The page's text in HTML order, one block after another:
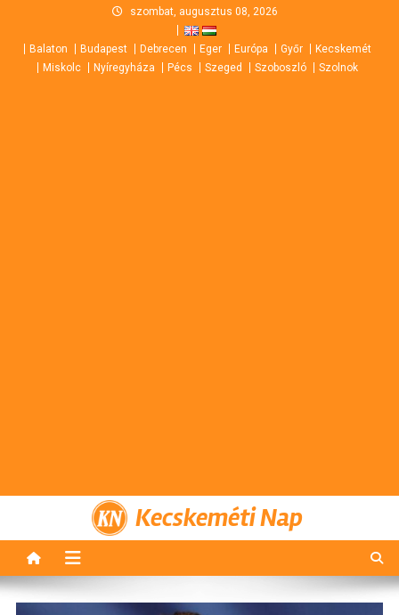
content
szombat, augusztus 08, 2026
Balaton Budapest Debrecen Eger Európa Győr
Kecskemét
Miskolc
Nyíregyháza Pécs Szeged Szoboszló Szolnok
Kecskeméti Nap